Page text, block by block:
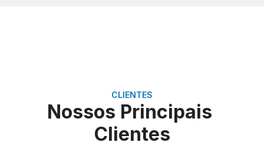
CLIENTES
Nossos Principais
Clientes